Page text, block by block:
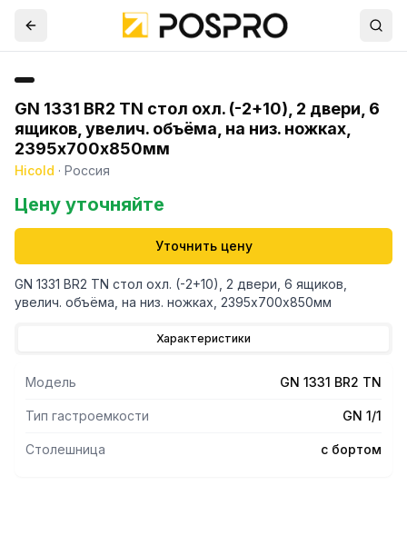
GN 1331 BR2 TN стол охл. (-2+10), 2 двери, 6
ящиков, увелич. объёма, на низ. ножках,
2395х700х850мм
Hicold · Россия
Цену уточняйте
Уточнить цену
GN 1331 BR2 TN стол охл. (-2+10), 2 двери, 6 ящиков,
увелич. объёма, на низ. ножках, 2395х700х850мм
Характеристики
Модель GN 1331 BR2 TN
Тип гастроемкости GN 1/1
Столешница с бортом